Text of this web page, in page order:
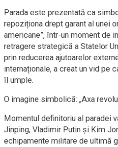
Parada este prezentată ca
repoziționa drept garant al unei
americane”, într-un moment de
retragere strategică a Statelor
prin reducerea ajutoarelor
internaționale, a creat un vid pe
îl umple.
O imagine simbolică: „Axa
Momentul definitoriu al paradei
Jinping, Vladimir Putin și Kim
echipamente militare de ultimă